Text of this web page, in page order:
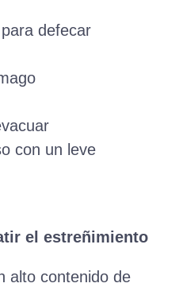
defecar
con un leve
el estreñimiento
alto contenido de